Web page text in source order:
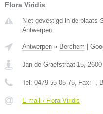
Flora Viridis
Niet gevestigd in de plaats
Antwerpen.
Antwerpen » Berchem |
Jan de Graefstraat 15 2600
Tel: 0479 55 05 75 , Fax: - ,
E-mail › Flora Viridis